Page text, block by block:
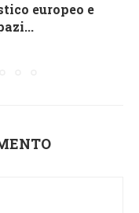
europeo e